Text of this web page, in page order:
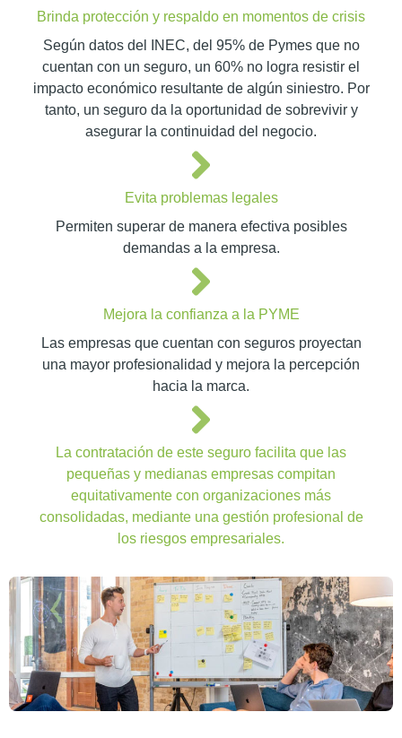
Brinda protección y respaldo en momentos de crisis
Según datos del INEC, del 95% de Pymes que no
cuentan con un seguro, un 60% no logra resistir el
impacto económico resultante de algún siniestro. Por
tanto, un seguro da la oportunidad de sobrevivir y
asegurar la continuidad del negocio.
Evita problemas legales
Permiten superar de manera efectiva posibles
demandas a la empresa.
Mejora la confianza a la PYME
Las empresas que cuentan con seguros proyectan
una mayor profesionalidad y mejora la percepción
hacia la marca.
La contratación de este seguro facilita que las
pequeñas y medianas empresas compitan
equitativamente con organizaciones más
consolidadas, mediante una gestión profesional de
los riesgos empresariales.